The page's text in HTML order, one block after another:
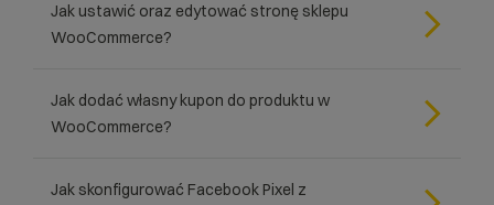
Jak ustawić oraz edytować stronę sklepu
WooCommerce?
Jak dodać własny kupon do produktu w
WooCommerce?
Jak skonfigurować Facebook Pixel z